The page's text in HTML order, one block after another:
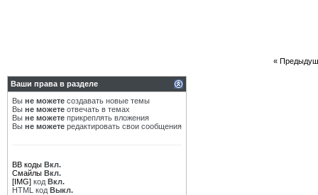
«
Ваши права в разделе
Вы не можете создавать новые темы
Вы не можете отвечать в темах
Вы не можете прикреплять вложения
Вы не можете редактировать свои сообщения
BB коды Вкл.
Смайлы Вкл.
[IMG] код Вкл.
HTML код Выкл.